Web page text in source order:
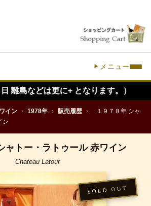
メニュー
更に+ となります。）
イン › 1978年 › 販売履歴 ›
１９７８年 シャ
ン
ャトー・ラトゥール 赤ワイン
Chateau Latour